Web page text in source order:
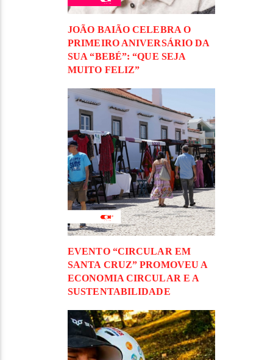
JOÃO BAIÃO CELEBRA O
PRIMEIRO ANIVERSÁRIO DA
SUA “BEBÉ”: “QUE SEJA
MUITO FELIZ”
EVENTO “CIRCULAR EM
SANTA CRUZ” PROMOVEU A
ECONOMIA CIRCULAR E A
SUSTENTABILIDADE